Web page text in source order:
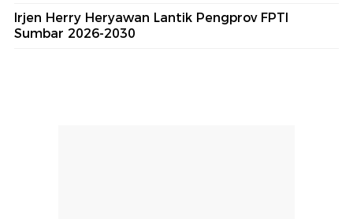
Irjen Herry Heryawan Lantik Pengprov FPTI
Sumbar 2026-2030